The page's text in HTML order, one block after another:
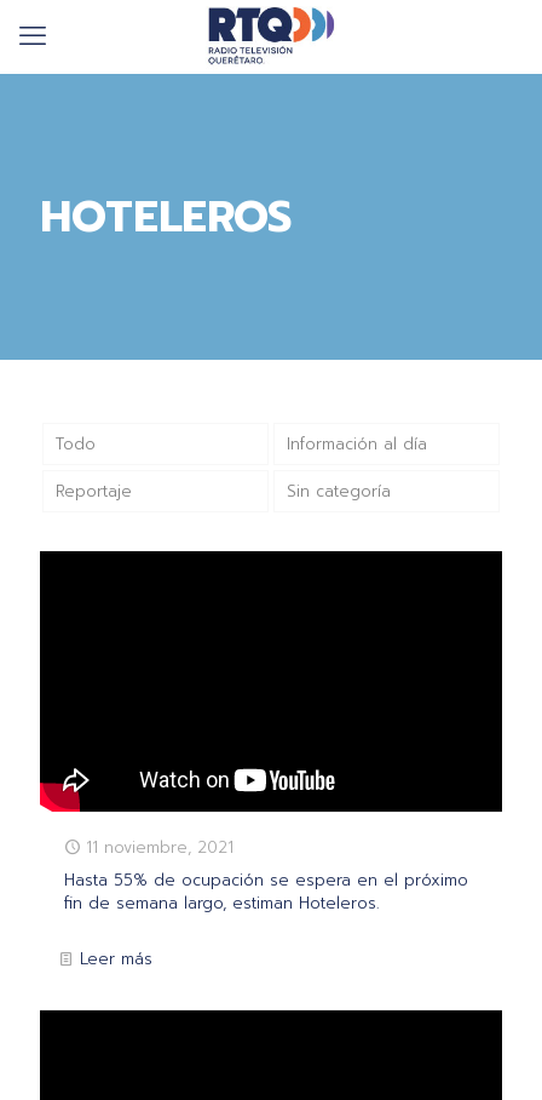
HOTELEROS
Todo Información al día
Reportaje Sin categoría
11 noviembre, 2021
Hasta 55% de ocupación se espera en el próximo
fin de semana largo, estiman Hoteleros.
Leer más